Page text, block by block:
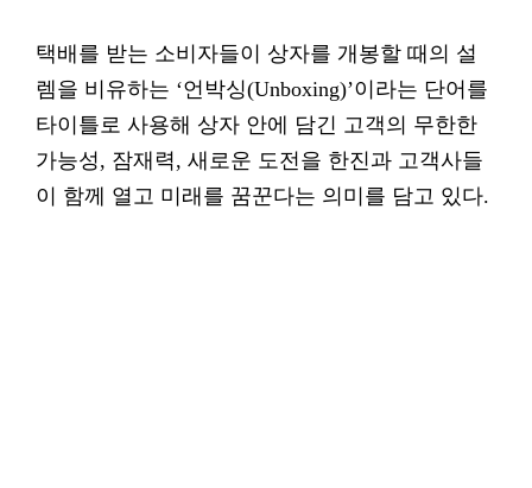
택배를 받는 소비자들이 상자를 개봉할 때의 설
렘을 비유하는 ‘언박싱(Unboxing)’이라는 단어를
타이틀로 사용해 상자 안에 담긴 고객의 무한한
가능성, 잠재력, 새로운 도전을 한진과 고객사들
이 함께 열고 미래를 꿈꾼다는 의미를 담고 있다.